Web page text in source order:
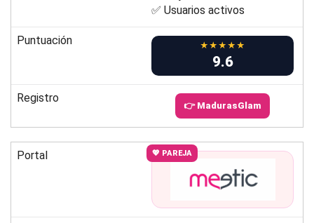
✅ Usuarios activos
Puntuación ★★★★★
9.6
Registro
👉 MadurasGlam
Portal 💖 PAREJA